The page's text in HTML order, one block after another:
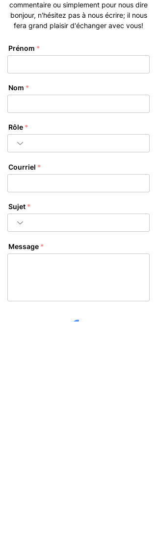
commentaire ou simplement pour nous dire
bonjour, n'hésitez pas à nous écrire; il nous
fera grand plaisir d'échanger avec vous!
Prénom
Nom
Rôle
Courriel
Sujet
Message